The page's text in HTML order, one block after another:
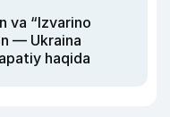
va “Izvarino
— Ukraina
haqida